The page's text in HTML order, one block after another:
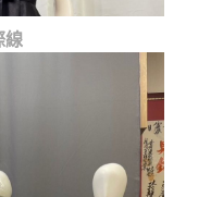
線